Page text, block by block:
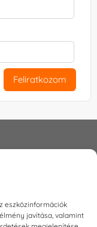
eszközinformációk
javítása, valamint
Feliratkozom